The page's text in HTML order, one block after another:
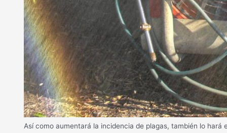
Así como aumentará la incidencia de plagas, también lo hará